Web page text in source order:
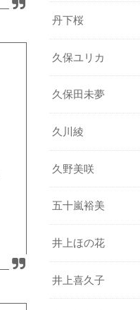
丹下桜
久保ユリカ
久保田未夢
久川綾
久野美咲
五十嵐裕美
井上ほの花
井上喜久子